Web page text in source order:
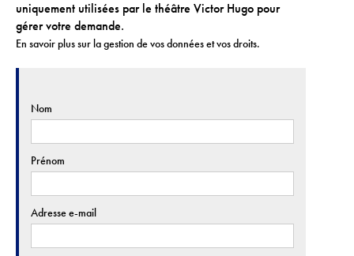
uniquement utilisées par le théâtre Victor Hugo pour
gérer votre demande.
En savoir plus sur la gestion de vos données et vos droits.
Nom
Prénom
Adresse e-mail